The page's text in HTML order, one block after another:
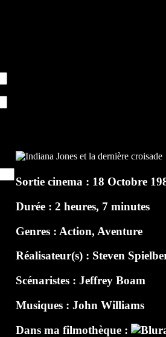
Sortie cinema : 18 Octobre
Durée : 2 heures, 7 minutes
Genres : Action, Aventure
Réalisateur(s) : Steven
Scénaristes :Jeffrey Boam
Musiques :John Williams
Dans ma filmothèque :